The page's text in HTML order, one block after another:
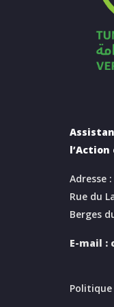
Adresse
Rue du
Berges
E-mail :